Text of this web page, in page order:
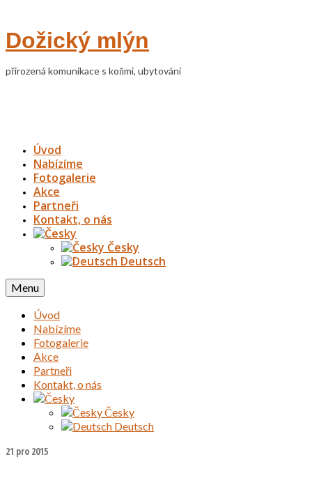
Dožický mlýn
přirozená komunikace s koňmi, ubytování
Úvod
Nabízíme
Fotogalerie
Akce
Partneři
Kontakt, o nás
Česky
Deutsch
Menu
Úvod
Nabízíme
Fotogalerie
Akce
Partneři
Kontakt, o nás
Česky
Deutsch
21 pro 2015